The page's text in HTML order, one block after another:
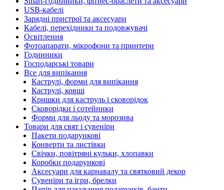
USB-кабелі
Зарядні пристрої та аксесуари
Кабелі, перехідники та подовжувачі
Освітлення
Фотоапарати, мікрофони та принтери
Годинники
Господарські товари
Все для випікання
Каструлі, форми для випікання
Каструлі, ковші
Кришки для каструль і сковорідок
Сковорідки і сотейники
Форми для льоду та морозива
Товари для свят і сувеніри
Пакети подарункові
Конверти та листівки
Свічки, повітряні кульки, хлопавки
Коробки подарункові
Аксесуари для карнавалу та святковий декор
Сувеніри та ігри, брелки